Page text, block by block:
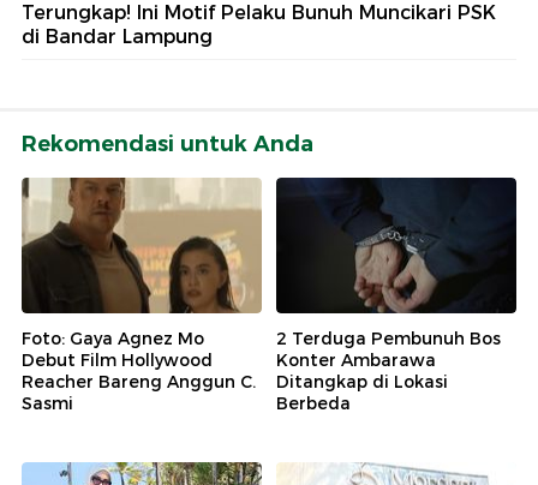
Terungkap! Ini Motif Pelaku Bunuh Muncikari PSK
di Bandar Lampung
Rekomendasi untuk Anda
Foto: Gaya Agnez Mo
Debut Film Hollywood
Reacher Bareng Anggun C.
Sasmi
2 Terduga Pembunuh Bos
Konter Ambarawa
Ditangkap di Lokasi
Berbeda